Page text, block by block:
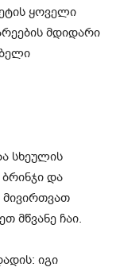
ყოველი
მდიდარი
სხეულის
და
მწვანე ჩაი.
იგი